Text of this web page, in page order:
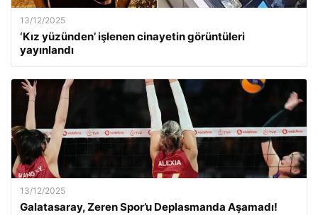
13/12/2025
‘Kız yüzünden’ işlenen cinayetin görüntüleri
yayınlandı
13/12/2025
Galatasaray, Zeren Spor’u Deplasmanda Aşamadı!